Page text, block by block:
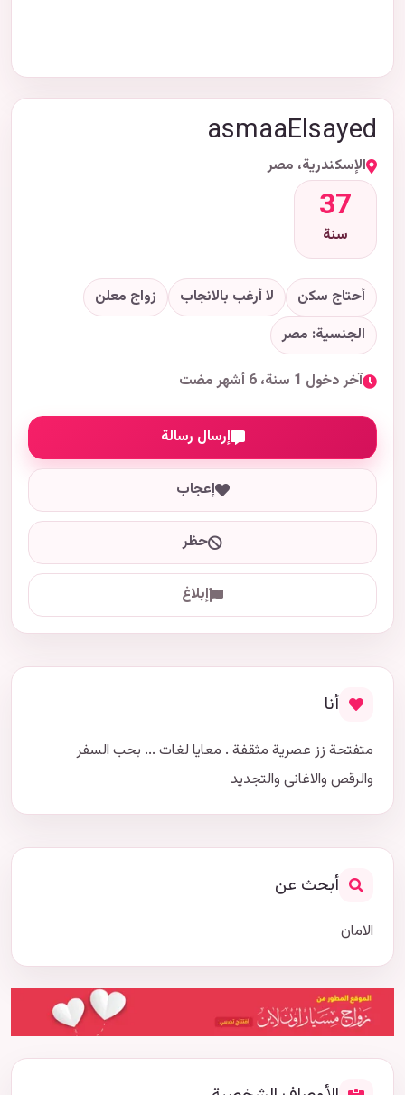
asmaaElsayed
الإسكندرية، مصر
37
سنة
أحتاج سكن لا أرغب بالانجاب
زواج معلن
الجنسية: مصر
آخر دخول 1 سنة، 6 أشهر مضت
إرسال رسالة
إعجاب
حظر
إبلاغ
أنا
متفتحة زز عصرية مثقفة . معايا لغات ... بحب السفر
والرقص والاغانى والتجديد
أبحث عن
الامان